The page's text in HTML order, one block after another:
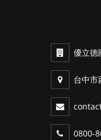
優立德
台中市
0800-